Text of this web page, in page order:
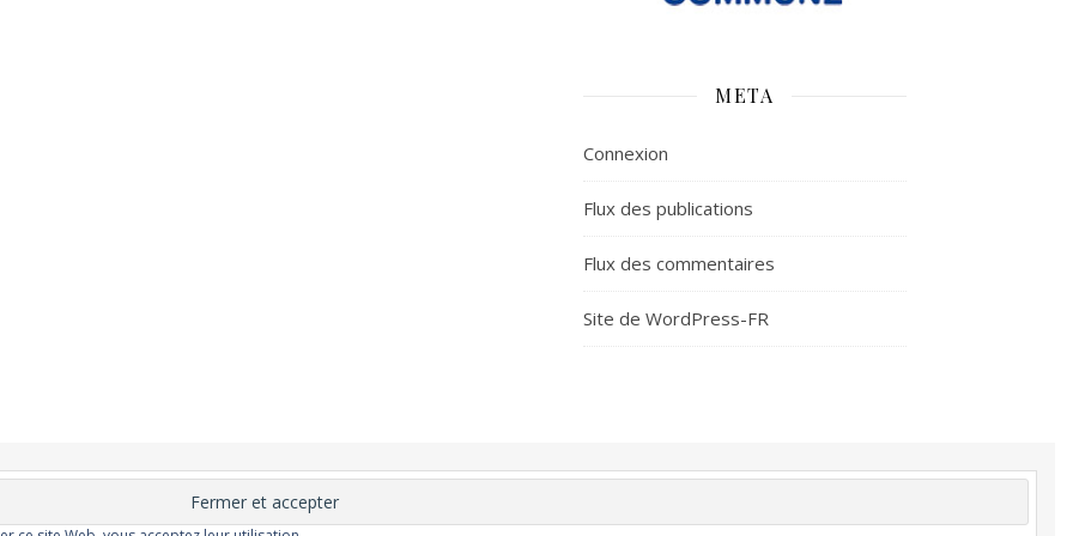
META
Connexion
Flux des publications
Flux des commentaires
Site de WordPress-FR
Moins de dépression Meilleur odorat Meilleur goût